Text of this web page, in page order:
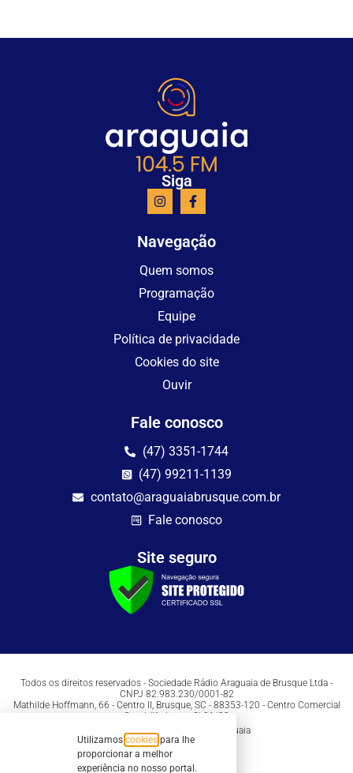
Siga
Navegação
Quem somos
Programação
Equipe
Política de privacidade
Cookies do site
Ouvir
Fale conosco
(47) 3351-1744
(47) 99211-1139
contato@araguaiabrusque.com.br
Fale conosco
Site seguro
Todos os direitos reservados - Sociedade Rádio Araguaia de Brusque Ltda -
CNPJ 82.983.230/0001-82
Mathilde Hoffmann, 66 - Centro II, Brusque, SC - 88353-120 - Centro Comercial
Geschäftshaus - Sl 21/22
Copyright © 2026 | Rádio Araguaia
Utilizamos cookies para lhe
proporcionar a melhor
experiência no nosso portal.